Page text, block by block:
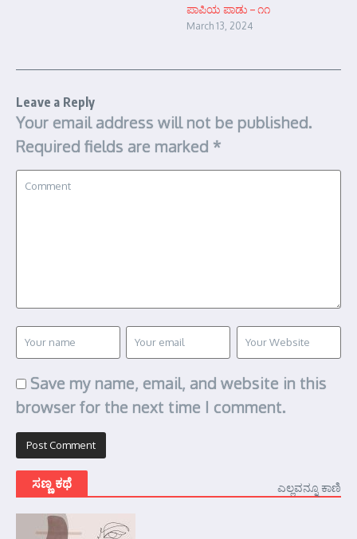
ಪಾಪಿಯ ಪಾಡು – ೧೧
March 13, 2024
Leave a Reply
Your email address will not be published.
Required fields are marked *
Save my name, email, and website in this
browser for the next time I comment.
ಸಣ್ಣ ಕಥೆ ಎಲ್ಲವನ್ನೂ ಕಾಣಿ